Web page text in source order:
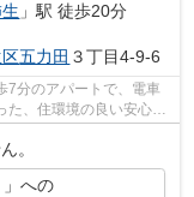
」駅 徒歩20分
区五力田 ３丁目4-9-6
7分のアパートで、電車
、住環境の良い安心の
。
」への